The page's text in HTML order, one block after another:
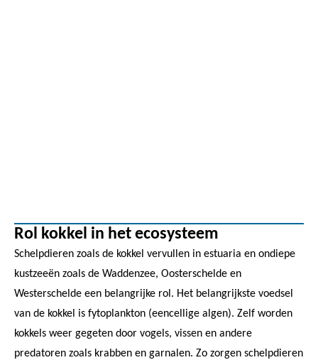
Rol kokkel in het ecosysteem
Schelpdieren zoals de kokkel vervullen in estuaria en ondiepe
kustzeeën zoals de Waddenzee, Oosterschelde en
Westerschelde een belangrijke rol. Het belangrijkste voedsel
van de kokkel is fytoplankton (eencellige algen). Zelf worden
kokkels weer gegeten door vogels, vissen en andere
predatoren zoals krabben en garnalen. Zo zorgen schelpdieren